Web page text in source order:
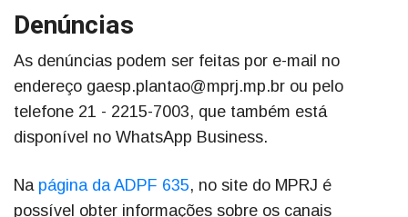
Denúncias
As denúncias podem ser feitas por e-mail no
endereço gaesp.plantao@mprj.mp.br ou pelo
telefone 21 - 2215-7003, que também está
disponível no WhatsApp Business.
Na página da ADPF 635, no site do MPRJ é
possível obter informações sobre os canais